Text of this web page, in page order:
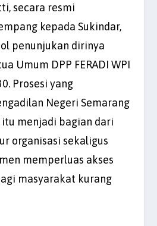
secara resmi
kepada Sukindar,
penunjukan dirinya
Umum DPP FERADI WPI
Prosesi yang
Negeri Semarang
itu menjadi bagian dari
organisasi sekaligus
memperluas akses
masyarakat kurang